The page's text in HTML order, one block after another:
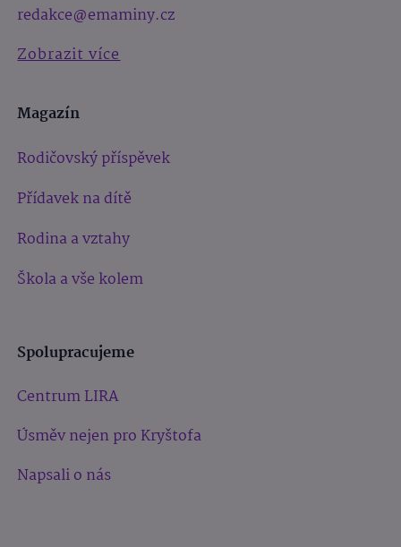
redakce@emaminy.cz
Zobrazit více
Magazín
Rodičovský příspěvek
Přídavek na dítě
Rodina a vztahy
Škola a vše kolem
Spolupracujeme
Centrum LIRA
Úsměv nejen pro Kryštofa
Napsali o nás